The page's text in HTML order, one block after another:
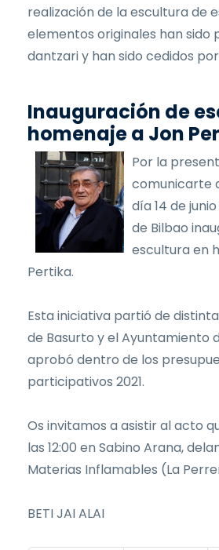
realización de la escultura de
elementos originales han sido
dantzari y han sido cedidos
Inauguración de
homenaje a Jon
Por la
comunicarte
día 14 de
de Bilbao
escultura en
Pertika.
Esta iniciativa partió de
de Basurto y el Ayuntamiento
aprobó dentro de los
participativos 2021.
Os invitamos a asistir al acto
las 12:00 en Sabino Arana,
Materias Inflamables (La
BETI JAI ALAI